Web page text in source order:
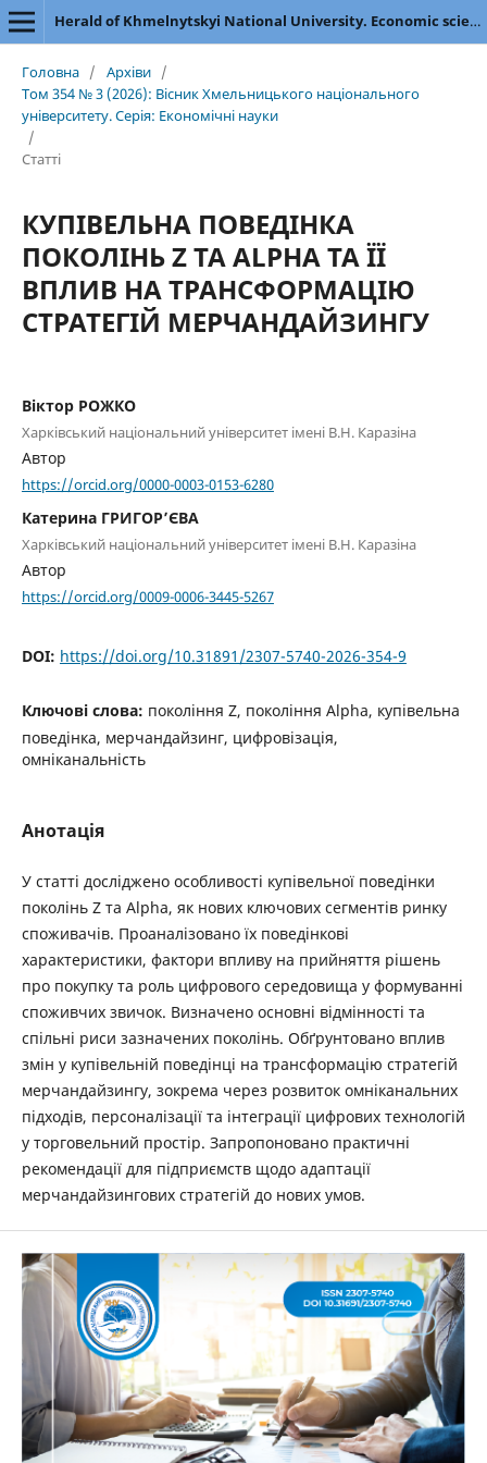
Herald of Khmelnytskyi National University. Economic sciences
Головна / Архіви /
Том 354 № 3 (2026): Вісник Хмельницького національного
університету. Серія: Економічні науки
/
Статті
КУПІВЕЛЬНА ПОВЕДІНКА
ПОКОЛІНЬ Z ТА ALPHA ТА ЇЇ
ВПЛИВ НА ТРАНСФОРМАЦІЮ
СТРАТЕГІЙ МЕРЧАНДАЙЗИНГУ
Віктор РОЖКО
Харківський національний університет імені В.Н. Каразіна
Автор
https://orcid.org/0000-0003-0153-6280
Катерина ГРИГОРʼЄВА
Харківський національний університет імені В.Н. Каразіна
Автор
https://orcid.org/0009-0006-3445-5267
DOI: https://doi.org/10.31891/2307-5740-2026-354-9
Ключові слова: покоління Z, покоління Alpha, купівельна
поведінка, мерчандайзинг, цифровізація,
омніканальність
Анотація
У статті досліджено особливості купівельної поведінки
поколінь Z та Alpha, як нових ключових сегментів ринку
споживачів. Проаналізовано їх поведінкові
характеристики, фактори впливу на прийняття рішень
про покупку та роль цифрового середовища у формуванні
споживчих звичок. Визначено основні відмінності та
спільні риси зазначених поколінь. Обґрунтовано вплив
змін у купівельній поведінці на трансформацію стратегій
мерчандайзингу, зокрема через розвиток омніканальних
підходів, персоналізації та інтеграції цифрових технологій
у торговельний простір. Запропоновано практичні
рекомендації для підприємств щодо адаптації
мерчандайзингових стратегій до нових умов.